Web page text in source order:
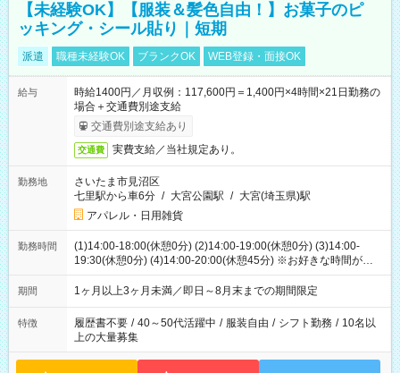
【未経験OK】【服装＆髪色自由！】お菓子のピ
ッキング・シール貼り｜短期
派遣 職種未経験OK ブランクOK WEB登録・面接OK
給与
時給1400円／月収例：117,600円＝1,400円×4時間×21日勤務の
場合＋交通費別途支給
交通費別途支給あり
交通費 実費支給／当社規定あり。
勤務地
さいたま市見沼区
七里駅から車6分 / 大宮公園駅 / 大宮(埼玉県)駅
アパレル・日用雑貨
勤務時間
(1)14:00-18:00(休憩0分) (2)14:00-19:00(休憩0分) (3)14:00-
19:30(休憩0分) (4)14:00-20:00(休憩45分) ※お好きな時間が選べ
ます
期間 1ヶ月以上3ヶ月未満／即日～8月末までの期間限定
特徴 履歴書不要 / 40～50代活躍中 / 服装自由 / シフト勤務 / 10名以
上の大量募集